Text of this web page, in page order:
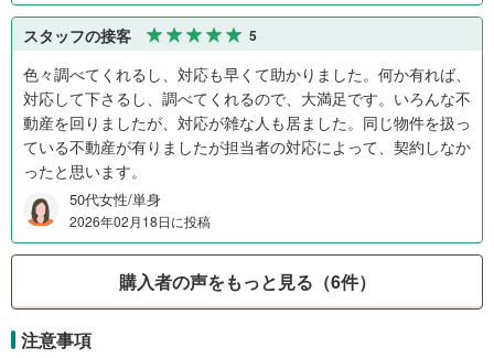
スタッフの接客 5
色々調べてくれるし、対応も早くて助かりました。何か有れば、
対応して下さるし、調べてくれるので、大満足です。いろんな不
動産を回りましたが、対応が雑な人も居ました。同じ物件を扱っ
ている不動産が有りましたが担当者の対応によって、契約しなか
ったと思います。
50代女性/単身
2026年02月18日に投稿
購入者の声をもっと見る（6件）
注意事項